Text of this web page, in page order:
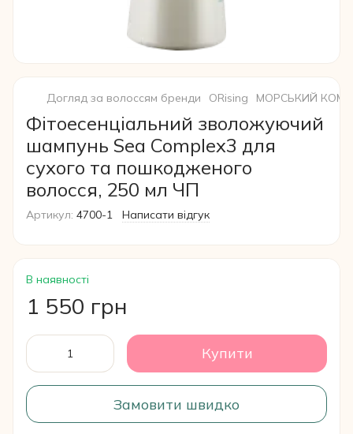
Догляд за волоссям бренди ORising МОРСЬКИЙ
Фітоесенціальний зволожуючий
шампунь Sea Complex3 для
сухого та пошкодженого
волосся, 250 мл ЧП
Артикул: 4700-1 Написати відгук
В наявності
1 550 грн
Купити
Замовити швидко